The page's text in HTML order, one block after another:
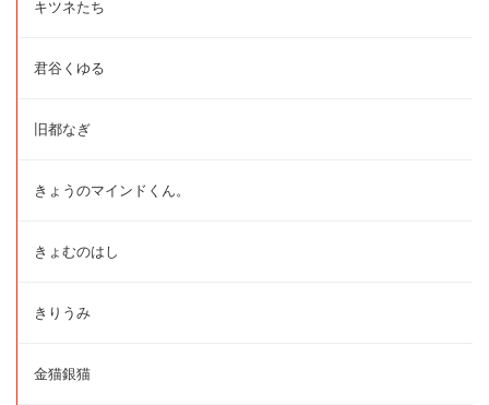
キツネたち
君谷くゆる
旧都なぎ
きょうのマインドくん。
きょむのはし
きりうみ
金猫銀猫